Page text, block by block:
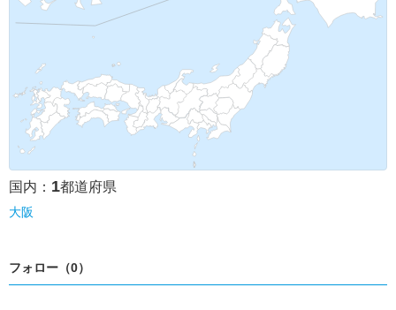
スウェーデン
国内： 1都道府県
大阪
フォロー（0）